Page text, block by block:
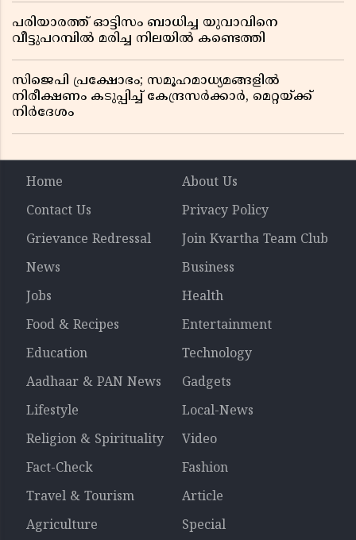
പരിയാരത്ത് ഓട്ടിസം ബാധിച്ച യുവാവിനെ
വീട്ടുപറമ്പിൽ മരിച്ച നിലയിൽ കണ്ടെത്തി
സിജെപി പ്രക്ഷോഭം; സമൂഹമാധ്യമങ്ങളിൽ
നിരീക്ഷണം കടുപ്പിച്ച് കേന്ദ്രസർക്കാർ, മെറ്റയ്ക്ക്
നിർദേശം
Home
About Us
Contact Us
Privacy Policy
Grievance Redressal
Join Kvartha Team Club
News
Business
Jobs
Health
Food & Recipes
Entertainment
Education
Technology
Aadhaar & PAN News
Gadgets
Lifestyle
Local-News
Religion & Spirituality
Video
Fact-Check
Fashion
Travel & Tourism
Article
Agriculture
Special